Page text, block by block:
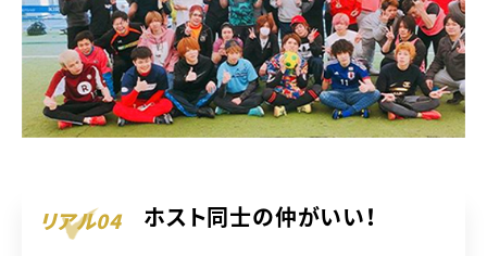
リアル04 ホスト同士の仲がいい！